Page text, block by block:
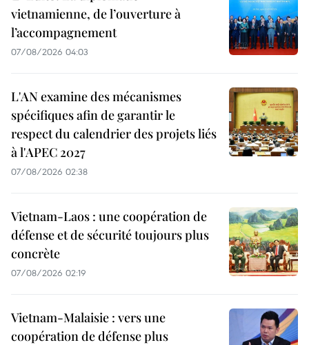
vietnamienne, de l’ouverture à
l’accompagnement
07/08/2026 04:03
L'AN examine des mécanismes
spécifiques afin de garantir le
respect du calendrier des projets liés
à l'APEC 2027
07/08/2026 02:38
Vietnam-Laos : une coopération de
défense et de sécurité toujours plus
concrète
07/08/2026 02:19
Vietnam-Malaisie : vers une
coopération de défense plus